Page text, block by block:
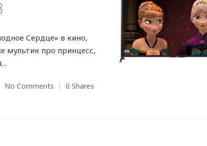
Сердце» в кино,
мультик про принцесс,
No Comments 0 Shares